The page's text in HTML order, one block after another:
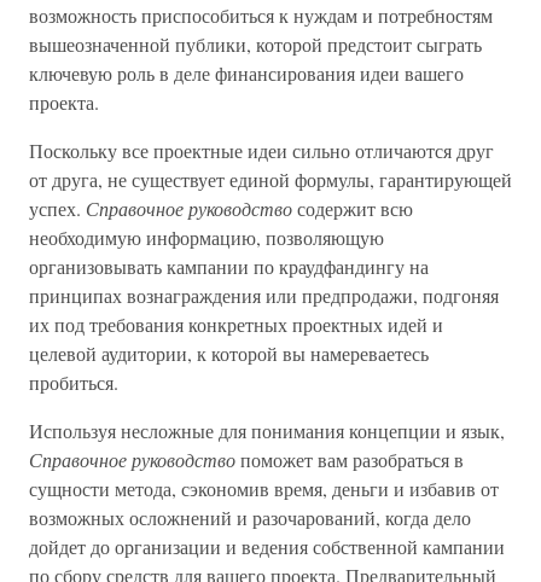
возможность приспособиться к нуждам и потребностям
вышеозначенной публики, которой предстоит сыграть
ключевую роль в деле финансирования идеи вашего
проекта.
Поскольку все проектные идеи сильно отличаются друг
от друга, не существует единой формулы, гарантирующей
успех. Справочное руководствосодержит всю
необходимую информацию, позволяющую
организовывать кампании по краудфандингу на
принципах вознаграждения или предпродажи, подгоняя
их под требования конкретных проектных идей и
целевой аудитории, к которой вы намереваетесь
пробиться.
Используя несложные для понимания концепции и язык,
Справочное руководствопоможет вам разобраться в
сущности метода, сэкономив время, деньги и избавив от
возможных осложнений и разочарований, когда дело
дойдет до организации и ведения собственной кампании
по сбору средств для вашего проекта. Предварительный